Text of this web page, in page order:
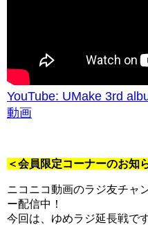
YouTube: UMake 3rd
動画
＜会員限定コーナーのお知
ニコニコ動画のラジ友チャ
ー配信中！
今回は、ゆめラジ延長戦です